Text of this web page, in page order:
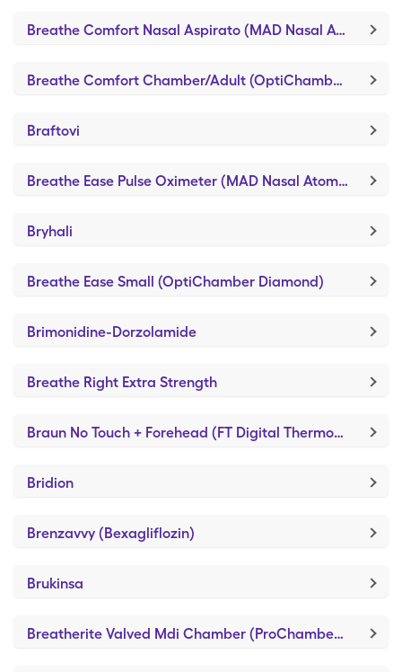
Breathe Comfort Nasal Aspirato (MAD Nasal Atomization Device)
Breathe Comfort Chamber/Adult (OptiChamber Diamond)
Braftovi
Breathe Ease Pulse Oximeter (MAD Nasal Atomization Device)
Bryhali
Breathe Ease Small (OptiChamber Diamond)
Brimonidine-Dorzolamide
Breathe Right Extra Strength
Braun No Touch + Forehead (FT Digital Thermo/Mercury Free)
Bridion
Brenzavvy (Bexagliflozin)
Brukinsa
Breatherite Valved Mdi Chamber (ProChamber VHC)